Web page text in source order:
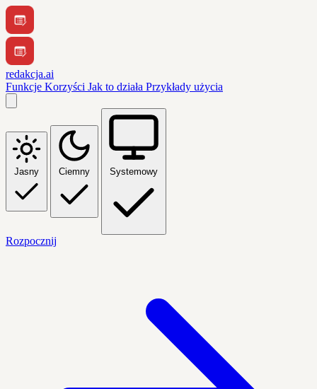
redakcja.ai
Funkcje Korzyści Jak to działa Przykłady użycia
Jasny Ciemny Systemowy
Rozpocznij